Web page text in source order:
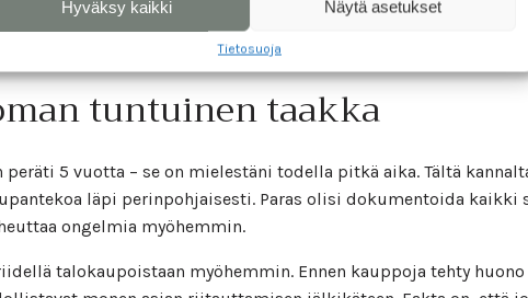
Hyväksy kaikki Näytä asetukset
Tietosuoja
voi tästä syystä olla harkitsemisen arvoinen
sellaista mitä ei ole dokumentoitu.
tuntuinen taakka
5 vuotta – se on mielestäni todella pitkä aika. Tältä
läpi perinpohjaisesti. Paras olisi dokumentoida kaikki
ongelmia myöhemmin.
talokaupoistaan myöhemmin. Ennen kauppoja tehty